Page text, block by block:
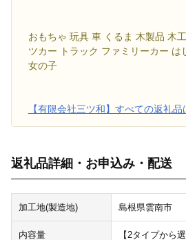
おもちゃ 玩具 車 くるま 木製品 木
ツカー トラック ファミリーカー は
女の子
【有限会社三ツ和】すべての返礼品
返礼品詳細・お申込み・配送
加工地(製造地) 島根県雲南市
内容量
【2タイプから